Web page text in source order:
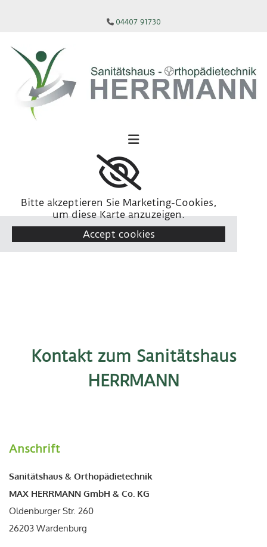
 04407 91730
Bitte akzeptieren Sie Marketing-Cookies,
um diese Karte anzuzeigen.
Accept cookies
Kontakt zum Sanitätshaus
HERRMANN
Anschrift
Sanitätshaus & Orthopädietechnik
MAX HERRMANN GmbH & Co. KG
Oldenburger Str. 260
26203 Wardenburg